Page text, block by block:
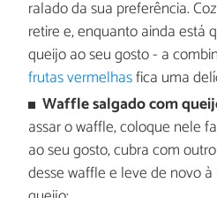
ralado da sua preferência.
retire e, enquanto ainda está
queijo ao seu gosto - a
frutas vermelhasfica uma
Waffle salgado com
assar o waffle, coloque nele
ao seu gosto, cubra com
desse waffle e leve de novo